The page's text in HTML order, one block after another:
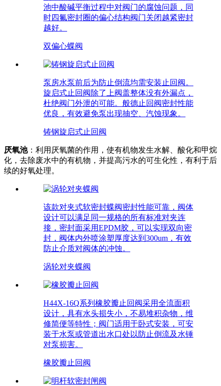
池中酸碱平衡过程中对阀门的腐蚀问题，同
时四氟密封圈的偏心结构阀门关闭越紧密封
越好。
双偏心蝶阀
泵房水泵前后为防止倒流均需安装止回阀。
旋启式止回阀除了上阀盖整体没有外漏点，
杜绝阀门外泄的可能。般德止回阀密封性能
优良，有效避免泵出现抽空、汽蚀现象。
铸钢旋启式止回阀
厌氧池：利用厌氧菌的作用，使有机物发生水解、酸化和甲烷
化，去除废水中的有机物，并提高污水的可生化性，有利于后
续的好氧处理。
该款对夹式软密封蝶阀密封性能可靠，阀体
设计可以满足同一规格的所有标准对夹连
接，密封面采用EPDM胶，可以实现双向密
封，阀体内外喷涂塑厚度达到300um，有效
防止介质对阀体的冲蚀。
涡轮对夹蝶阀
H44X-16Q系列橡胶瓣止回阀采用全流面积
设计，具有水头损失小，不易堆积杂物，维
修简便等特性；阀门适用于卧式安装，可安
装于水泵或管道出水口处以防止倒流及水锤
对泵损害。
橡胶瓣止回阀